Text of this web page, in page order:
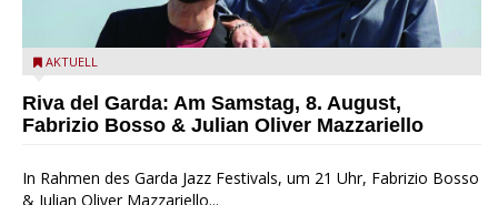
Fabrizio Bosso & Julian Oliver Mazzariello zu Gast beim Garda
AKTUELL
Riva del Garda: Am Samstag, 8. August,
Fabrizio Bosso & Julian Oliver Mazzariello
In Rahmen des Garda Jazz Festivals, um 21 Uhr, Fabrizio Bosso
& Julian Oliver Mazzariello...